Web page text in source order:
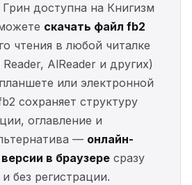
доступна на Книгизм
скачать файл fb2
чтения в любой читалке
AlReader и других)
или электронной
сохраняет структуру
оглавление и
— онлайн-
в браузере сразу
без регистрации.